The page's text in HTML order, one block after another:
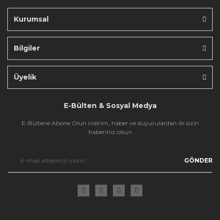
Kurumsal
Bilgiler
Üyelik
E-Bülten & Sosyal Medya
E-Bültene Abone Olun indirim, haber ve duyurulardan ilk sizin
haberiniz olsun
GÖNDER